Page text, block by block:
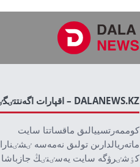
DALANEWS.KZ – اقپارات اگەنتتٸگٸ
كوممەرتسييالىق ماقساتتا سايت
ماتەريالدارىن تولىق نەمەسە ٸشٸنارا
كٶشٸرۋگە سايت يەسٸنٸڭ جازباشا